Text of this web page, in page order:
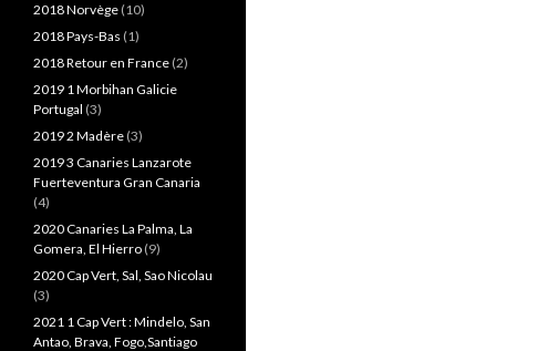
2018 Norvège (10)
2018 Pays-Bas (1)
2018 Retour en France (2)
2019 1 Morbihan Galicie
Portugal (3)
2019 2 Madère (3)
2019 3 Canaries Lanzarote
Fuerteventura Gran Canaria
(4)
2020 Canaries La Palma, La
Gomera, El Hierro (9)
2020 Cap Vert, Sal, Sao Nicolau
(3)
2021 1 Cap Vert : Mindelo, San
Antao, Brava, Fogo,Santiago